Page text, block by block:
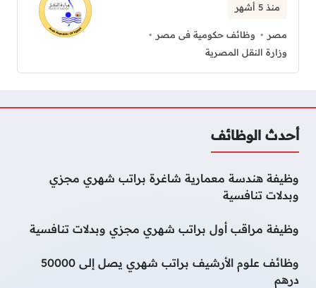
منذ 5 أشهر
مصر
وظائف حكومية فى مصر
وزارة النقل المصرية
أحدث الوظائف
وظيفة هندسة معمارية شاغرة براتب شهري مجزي
وبدلات تنافسية
وظيفة مراقب أول براتب شهري مجزي وبدلات تنافسية
وظائف علوم الأرشيف براتب شهري يصل إلى 50000
درهم